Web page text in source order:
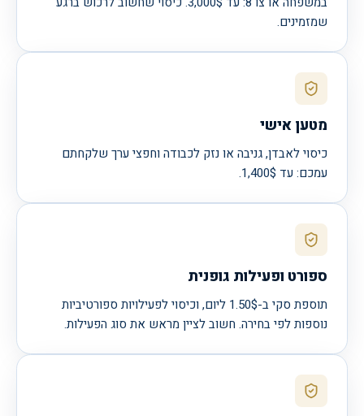
שמזמינים.
מטען אישי
כיסוי לאבדן, גניבה או נזק לכבודה וחפצי ערך שלקחתם
עמכם: עד 1,400$.
ספורט ופעילות גופנית
תוספת סקי ב-1.50$ ליום, וכיסוי לפעילויות ספורטיביות
נוספות לפי בחירה. חשוב לציין מראש את סוג הפעילות.